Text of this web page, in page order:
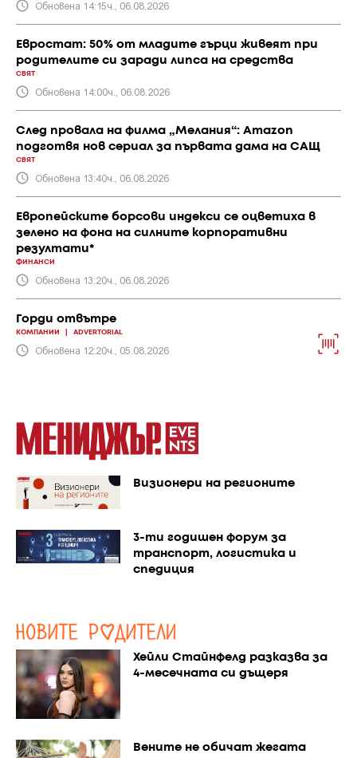
Обновена 14:15ч., 06.08.2026
Евростат: 50% от младите гърци живеят при
родителите си заради липса на средства
СВЯТ
Обновена 14:00ч., 06.08.2026
След провала на филма „Мелания“: Amazon
подготвя нов сериал за първата дама на САЩ
СВЯТ
Обновена 13:40ч., 06.08.2026
Европейските борсови индекси се оцветиха в
зелено на фона на силните корпоративни
резултати*
ФИНАНСИ
Обновена 13:20ч., 06.08.2026
Горди отвътре
КОМПАНИИ ADVERTORIAL
Обновена 12:20ч., 05.08.2026
Визионери на регионите
3-ти годишен форум за
транспорт, логистика и
спедиция
Хейли Стайнфелд разказва за
4-месечната си дъщеря
Вените не обичат жегата